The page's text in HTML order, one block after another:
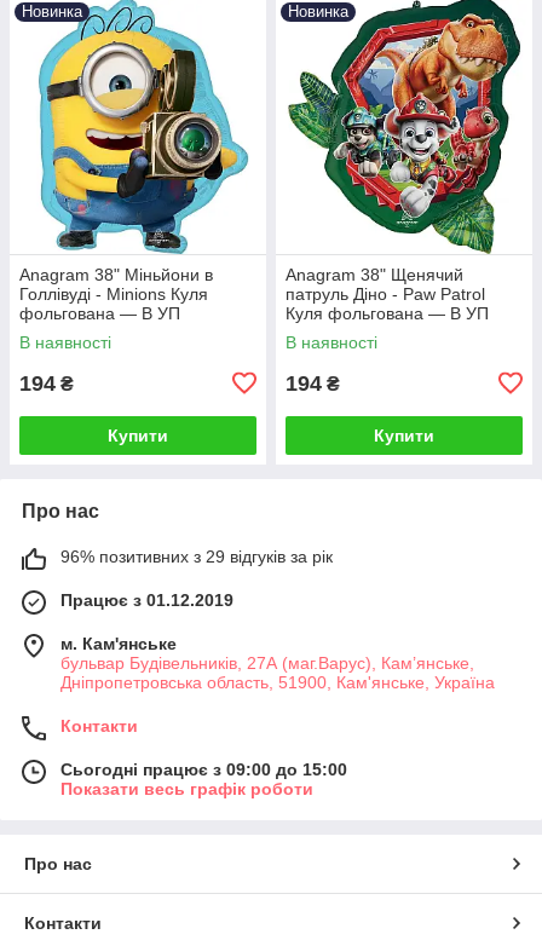
Новинка
Аnagram 38" Міньйони в
Голлівуді - Minions Куля
фольгована — В УП
В наявності
194 ₴
Купити
Новинка
Аnagram 38" Щенячий
патруль Діно - Paw Patrol
Куля фольгована — В УП
В наявності
194 ₴
Купити
Про нас
96% позитивних з 29 відгуків за рік
Працює з 01.12.2019
м. Кам'янське
бульвар Будівельників, 27А (маг.Варус), Кам’янське,
Дніпропетровська область, 51900, Кам'янське, Україна
Контакти
Сьогодні працює з 09:00 до 15:00
Показати весь графік роботи
Про нас
Контакти